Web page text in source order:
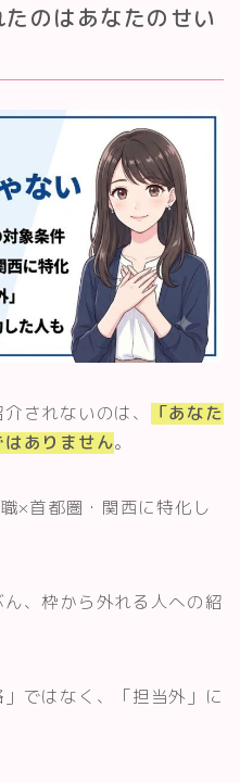
のはあなたのせい
されないのは、
「あなた
ありません。
×首都圏・関西に特化し
、枠から外れる人への紹
ではなく、「担当外」に